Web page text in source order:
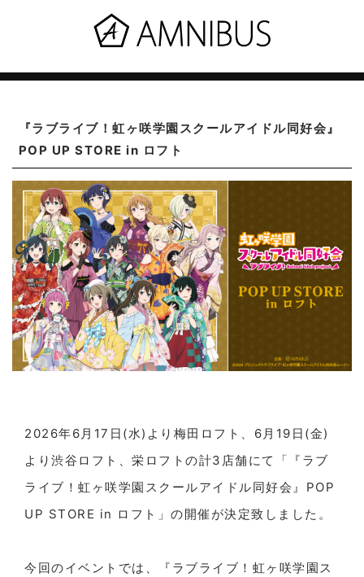
『ラブライブ！虹ヶ咲学園スクールアイドル同好会』
POP UP STORE in ロフト
2026年6月17日(水)より梅田ロフト、6月19日(金)
より渋谷ロフト、栄ロフトの計3店舗にて「『ラブ
ライブ！虹ヶ咲学園スクールアイドル同好会』POP
UP STORE in ロフト」の開催が決定致しました。
今回のイベントでは、『ラブライブ！虹ヶ咲学園ス